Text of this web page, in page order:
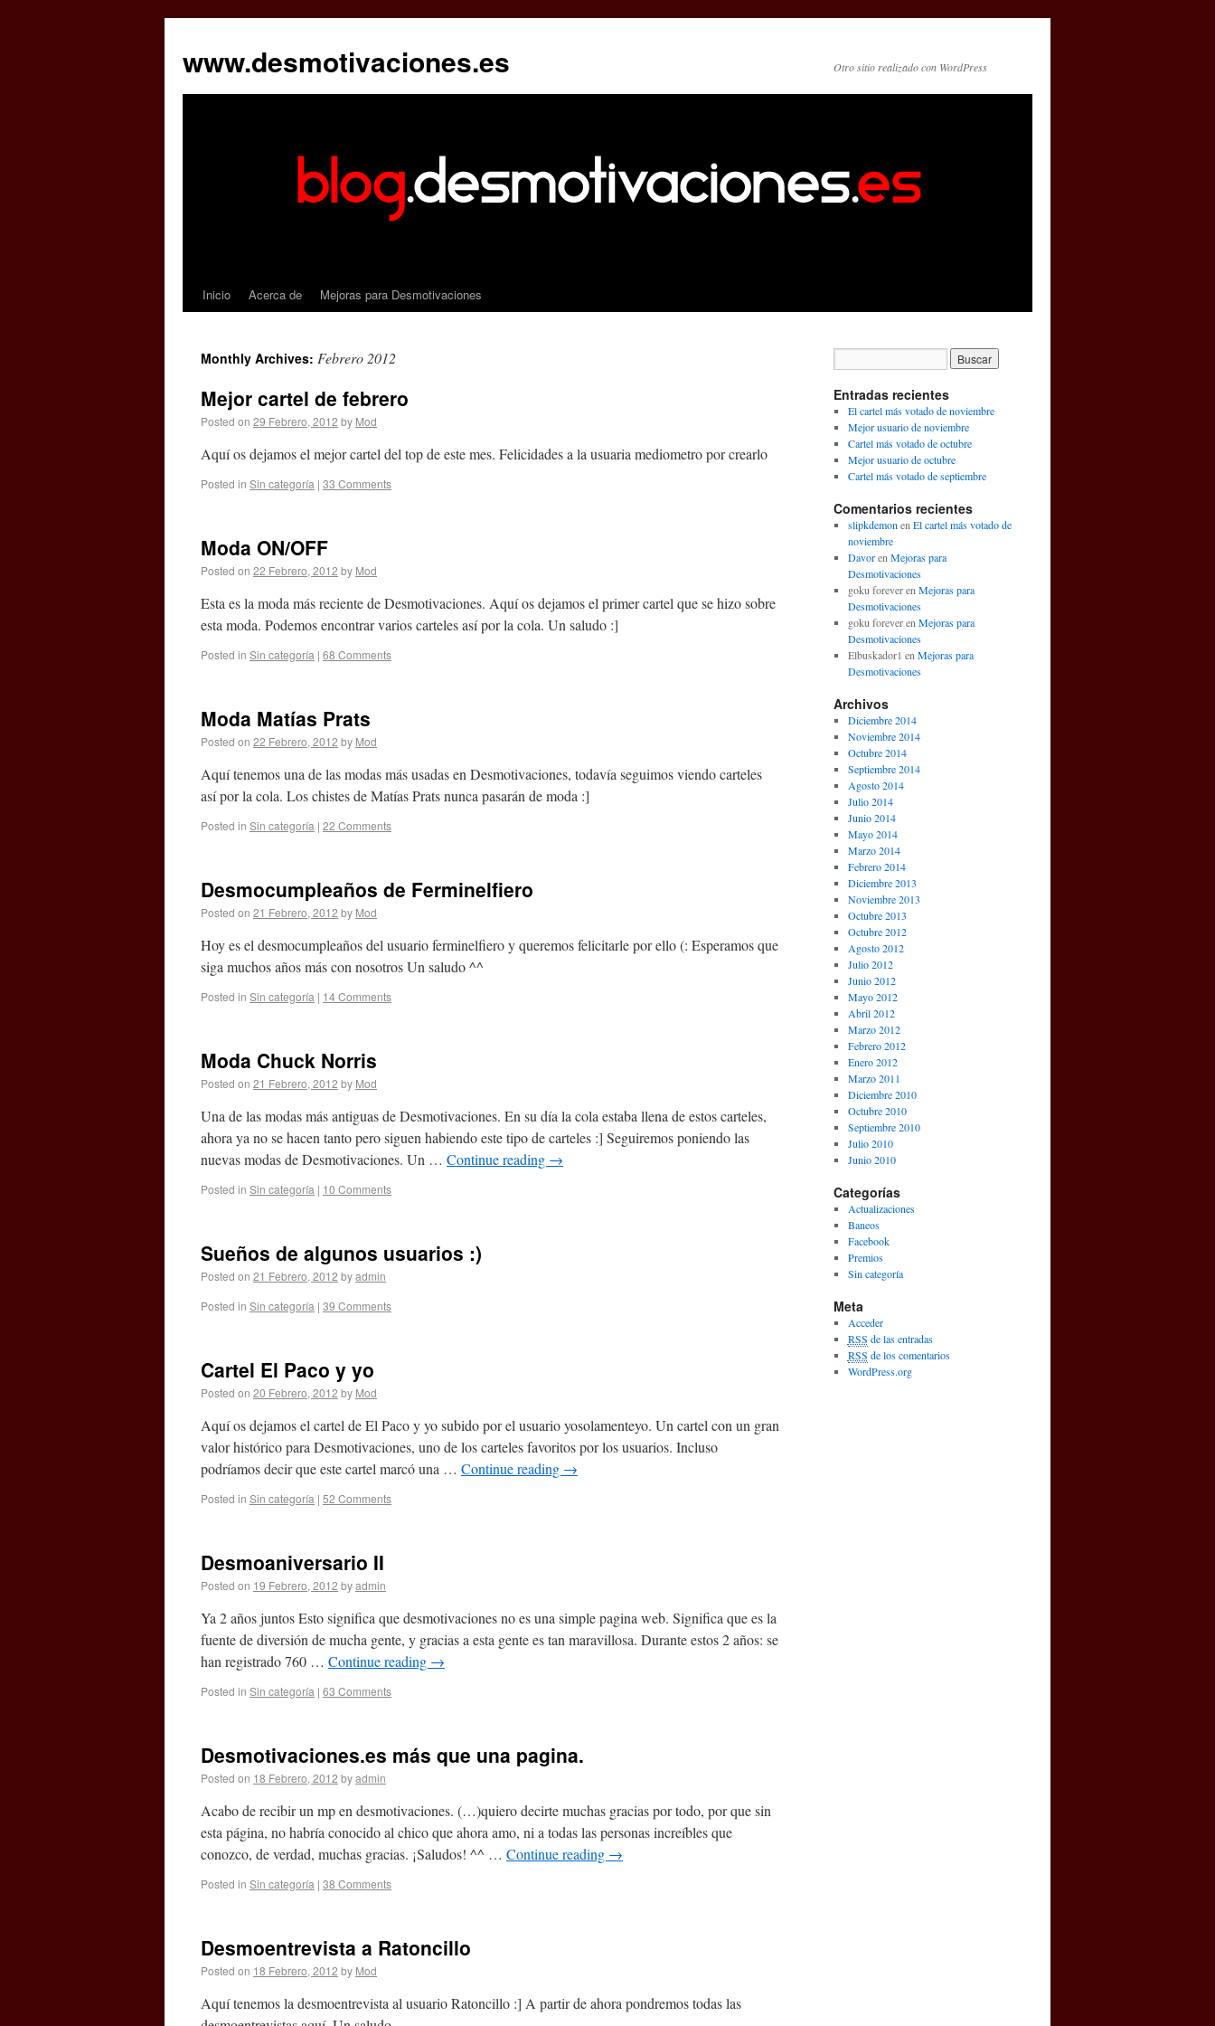
www.desmotivaciones.es Otro sitio realizado con WordPress
Inicio Acerca de Mejoras para Desmotivaciones
Monthly Archives: Febrero 2012
Mejor cartel de febrero
Posted on 29 Febrero, 2012 by Mod
Aquí os dejamos el mejor cartel del top de este mes. Felicidades a la usuaria mediometro por crearlo
Posted in Sin categoría | 33 Comments
Moda ON/OFF
Posted on 22 Febrero, 2012 by Mod
Esta es la moda más reciente de Desmotivaciones. Aquí os dejamos el primer cartel que se hizo sobre
esta moda. Podemos encontrar varios carteles así por la cola. Un saludo :]
Posted in Sin categoría | 68 Comments
Moda Matías Prats
Posted on 22 Febrero, 2012 by Mod
Aquí tenemos una de las modas más usadas en Desmotivaciones, todavía seguimos viendo carteles
así por la cola. Los chistes de Matías Prats nunca pasarán de moda :]
Posted in Sin categoría | 22 Comments
Desmocumpleaños de Ferminelfiero
Posted on 21 Febrero, 2012 by Mod
Hoy es el desmocumpleaños del usuario ferminelfiero y queremos felicitarle por ello (: Esperamos que
siga muchos años más con nosotros Un saludo ^^
Posted in Sin categoría | 14 Comments
Moda Chuck Norris
Posted on 21 Febrero, 2012 by Mod
Una de las modas más antiguas de Desmotivaciones. En su día la cola estaba llena de estos carteles,
ahora ya no se hacen tanto pero siguen habiendo este tipo de carteles :] Seguiremos poniendo las
nuevas modas de Desmotivaciones. Un … Continue reading →
Posted in Sin categoría | 10 Comments
Sueños de algunos usuarios :)
Posted on 21 Febrero, 2012 byadmin
Posted in Sin categoría | 39 Comments
Cartel El Paco y yo
Posted on 20 Febrero, 2012 by Mod
Aquí os dejamos el cartel de El Paco y yo subido por el usuario yosolamenteyo. Un cartel con un gran
valor histórico para Desmotivaciones, uno de los carteles favoritos por los usuarios. Incluso
podríamos decir que este cartel marcó una … Continue reading →
Posted in Sin categoría | 52 Comments
Desmoaniversario II
Posted on 19 Febrero, 2012 byadmin
Ya 2 años juntos Esto significa que desmotivaciones no es una simple pagina web. Significa que es la
fuente de diversión de mucha gente, y gracias a esta gente es tan maravillosa. Durante estos 2 años: se
han registrado 760 … Continue reading →
Posted in Sin categoría | 63 Comments
Desmotivaciones.es más que una pagina.
Posted on 18 Febrero, 2012 byadmin
Acabo de recibir un mp en desmotivaciones. (…)quiero decirte muchas gracias por todo, por que sin
esta página, no habría conocido al chico que ahora amo, ni a todas las personas increíbles que
conozco, de verdad, muchas gracias. ¡Saludos! ^^ … Continue reading →
Posted in Sin categoría | 38 Comments
Desmoentrevista a Ratoncillo
Posted on 18 Febrero, 2012 by Mod
Aquí tenemos la desmoentrevista al usuario Ratoncillo :] A partir de ahora pondremos todas las
Entradas recientes
El cartel más votado de noviembre
Mejor usuario de noviembre
Cartel más votado de octubre
Mejor usuario de octubre
Cartel más votado de septiembre
Comentarios recientes
slipkdemon en El cartel más votado de
noviembre
Davoren Mejoras para
Desmotivaciones
goku forever en Mejoras para
Desmotivaciones
goku forever en Mejoras para
Desmotivaciones
Elbuskador1 en Mejoras para
Desmotivaciones
Archivos
Diciembre 2014
Noviembre 2014
Octubre 2014
Septiembre 2014
Agosto 2014
Julio 2014
Junio 2014
Mayo 2014
Marzo 2014
Febrero 2014
Diciembre 2013
Noviembre 2013
Octubre 2013
Octubre 2012
Agosto 2012
Julio 2012
Junio 2012
Mayo 2012
Abril 2012
Marzo 2012
Febrero 2012
Enero 2012
Marzo 2011
Diciembre 2010
Octubre 2010
Septiembre 2010
Julio 2010
Junio 2010
Categorías
Actualizaciones
Baneos
Facebook
Premios
Sin categoría
Meta
Acceder
RSS de las entradas
RSS de los comentarios
WordPress.org